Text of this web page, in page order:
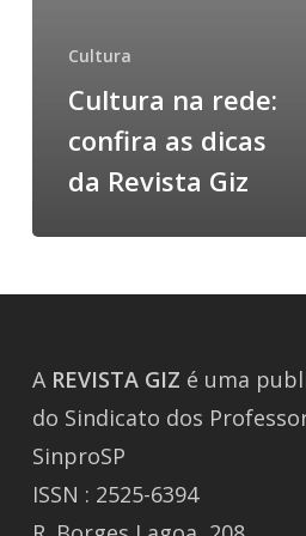
Cultura
Cultura na rede:
confira as dicas
da Revista Giz
A REVISTA GIZ é uma
do Sindicato dos
SinproSP
ISSN : 2525-6394